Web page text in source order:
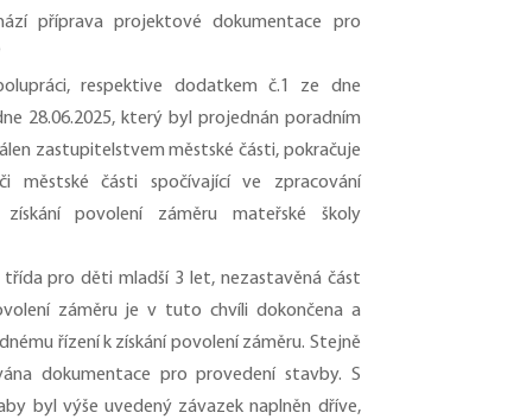
příprava projektové dokumentace pro
respektive dodatkem č.1 ze dne
28.06.2025, který byl projednán poradním
zastupitelstvem městské části, pokračuje
městské části spočívající ve zpracování
povolení záměru mateřské školy
pro děti mladší 3 let, nezastavěná část
záměru je v tuto chvíli dokončena a
řízení k získání povolení záměru. Stejně
dokumentace pro provedení stavby. S
byl výše uvedený závazek naplněn dříve,